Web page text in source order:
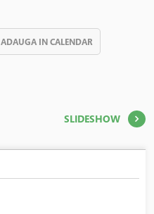
ADAUGA IN CALENDAR
SLIDESHOW